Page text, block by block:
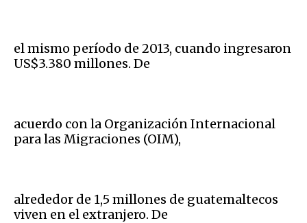
el mismo período de 2013, cuando ingresaron
US$3.380 millones. De
acuerdo con la Organización Internacional
para las Migraciones (OIM),
alrededor de 1,5 millones de guatemaltecos
viven en el extranjero. De